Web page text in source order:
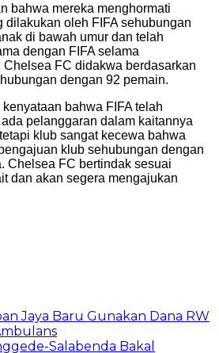
bahwa mereka menghormati
dilakukan oleh FIFA sehubungan
di bawah umur dan telah
dengan FIFA selama
FC didakwa berdasarkan
dengan 92 pemain.
bahwa FIFA telah
pelanggaran dalam kaitannya
klub sangat kecewa bahwa
klub sehubungan dengan
Chelsea FC bertindak sesuai
dan akan segera mengajukan
Jaya Baru Gunakan Dana RW
Salabenda Bakal